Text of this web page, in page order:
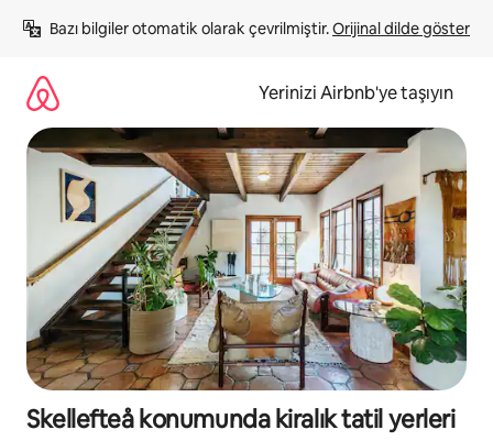
atla
Bazı bilgiler otomatik olarak çevrilmiştir. Orijinal dilde göster
Yerinizi Airbnb'ye taşıyın
Skellefteå konumunda kiralık tatil yerleri